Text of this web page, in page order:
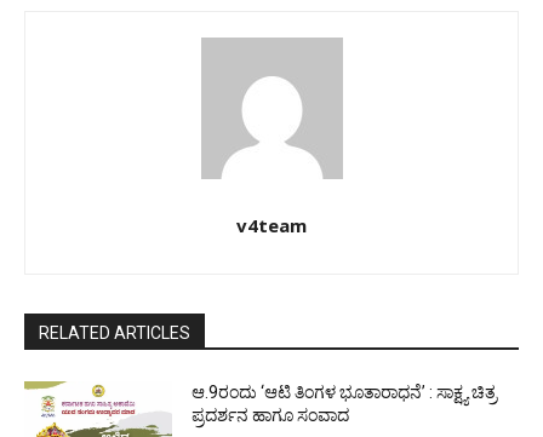
v4team
RELATED ARTICLES
ಆ.9ರಂದು ‘ಆಟಿ ತಿಂಗಳ ಭೂತಾರಾಧನೆ’ : ಸಾಕ್ಷ್ಯ ಚಿತ್ರ
ಪ್ರದರ್ಶನ ಹಾಗೂ ಸಂವಾದ